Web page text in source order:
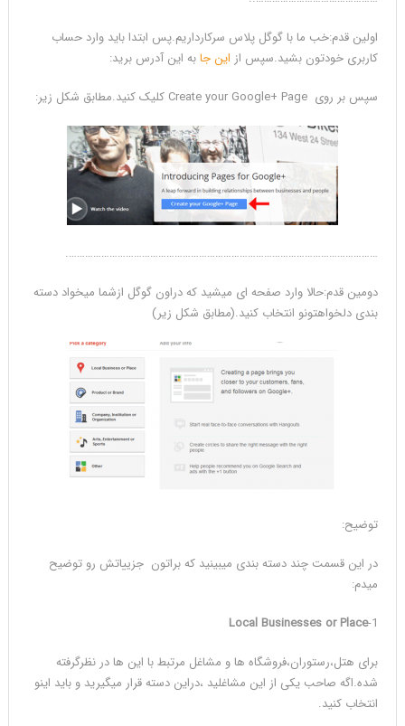
اولین قدم:خب ما با گوگل پلاس سرکارداریم.پس ابتدا باید وارد حساب
کاربری خودتون بشید.سپس از این جابه این آدرس برید:
سپس بر روی Create your Google+ Page کلیک کنید.مطابق شکل زیر:
…………………………………………………………………………………………………….
دومین قدم:حالا وارد صفحه ای میشید که دراون گوگل ازشما میخواد دسته
بندی دلخواهتونو انتخاب کنید.(مطابق شکل زیر)
توضیح:
در این قسمت چند دسته بندی میبینید که براتون جزییاتش رو توضیح
میدم:
1-
Local Businesses or Place
برای هتل،رستوران،فروشگاه ها و مشاغل مرتبط با این ها در نظرگرفته
شده.اگه صاحب یکی از این مشاغلید ،دراین دسته قرار میگیرید و باید اینو
انتخاب کنید.